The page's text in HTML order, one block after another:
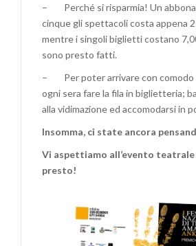
– Perché si risparmia! Un
cinque gli spettacoli costa appena
mentre i singoli biglietti costano
sono presto fatti.
– Per poter arrivare con comodo
ogni sera fare la fila in biglietteria;
alla vidimazione ed accomodarsi in
Insomma, ci state ancora
Vi aspettiamo all’evento teatrale
presto!